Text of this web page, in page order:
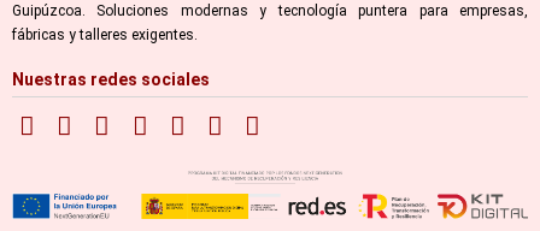
Guipúzcoa. Soluciones modernas y tecnología puntera para empresas,
fábricas y talleres exigentes.
Nuestras redes sociales